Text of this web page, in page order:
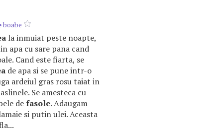
boabe
la inmuiat peste noapte,
apa cu sare pana cand
Cand este fiarta, se
de apa si se pune intr-o
ardeiul gras rosu taiat in
Se amesteca cu
defasole. Adaugam
si putin ulei. Aceasta